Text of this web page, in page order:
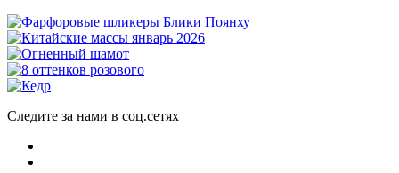
Следите за нами в соц.сетях